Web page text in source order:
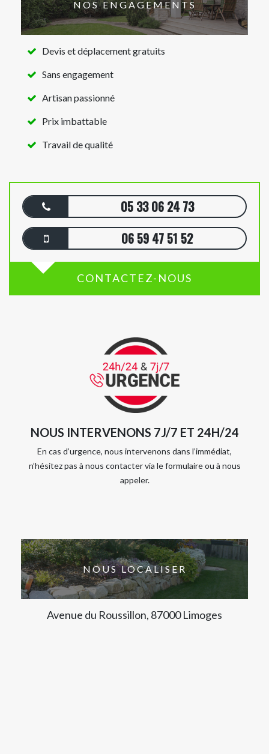
NOS ENGAGEMENTS
Devis et déplacement gratuits
Sans engagement
Artisan passionné
Prix imbattable
Travail de qualité
05 33 06 24 73
06 59 47 51 52
CONTACTEZ-NOUS
NOUS INTERVENONS 7J/7 ET 24H/24
En cas d’urgence, nous intervenons dans l’immédiat,
n’hésitez pas à nous contacter via le formulaire ou à nous
appeler.
NOUS LOCALISER
Avenue du Roussillon, 87000 Limoges